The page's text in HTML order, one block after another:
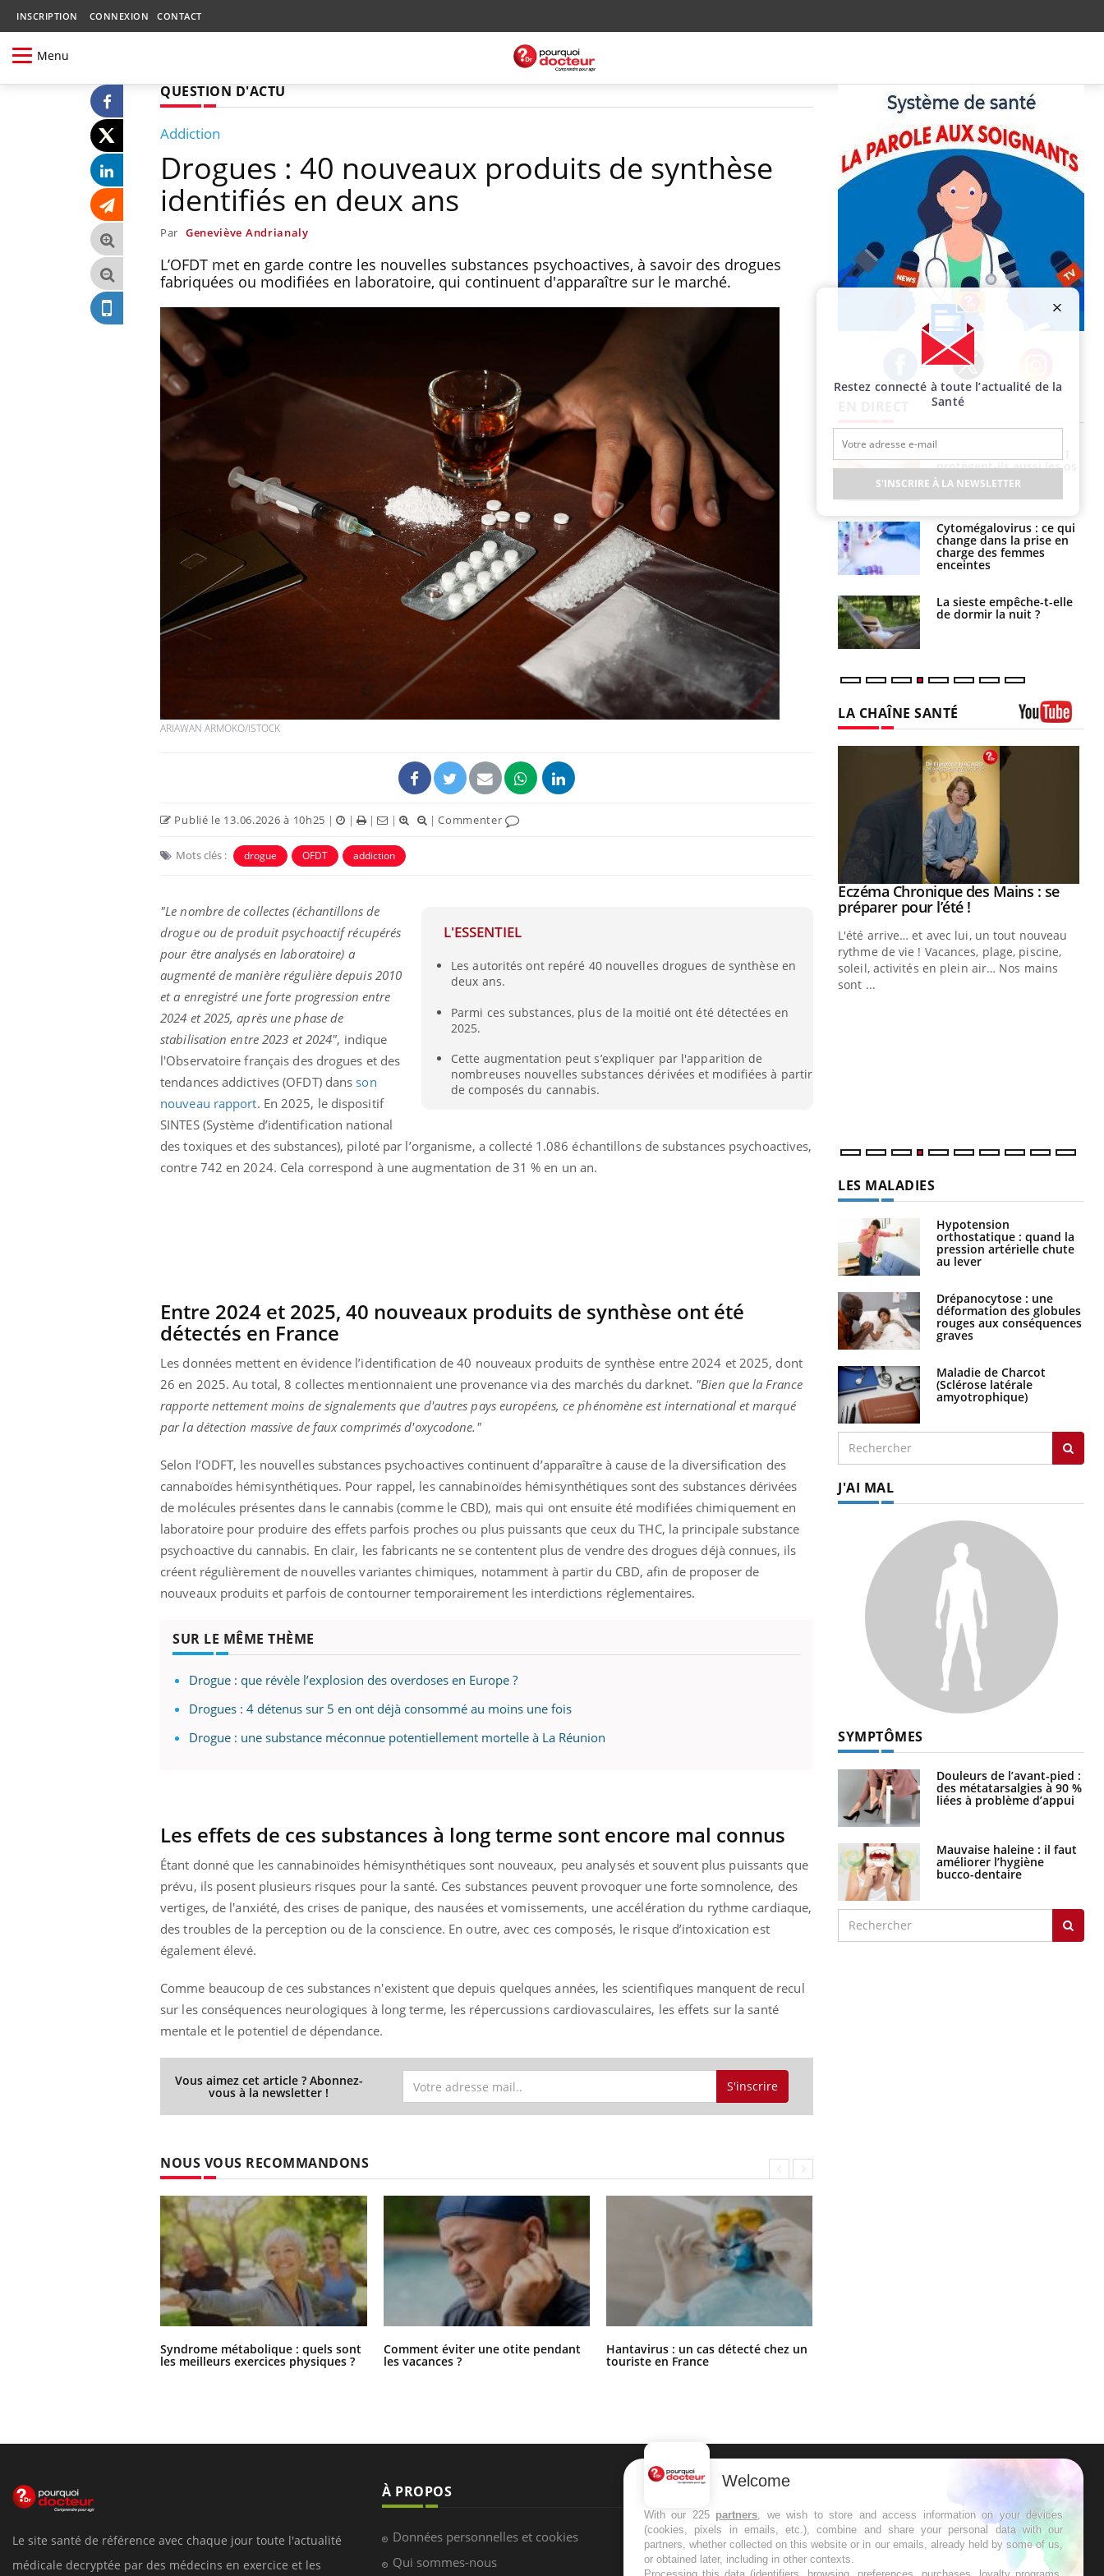
INSCRIPTION CONNEXION CONTACT
Menu
QUESTION D'ACTU
Addiction
Drogues : 40 nouveaux produits de synthèse
identifiés en deux ans
Par Geneviève Andrianaly
L’OFDT met en garde contre les nouvelles substances psychoactives, à savoir des drogues
fabriquées ou modifiées en laboratoire, qui continuent d'apparaître sur le marché.
ARIAWAN ARMOKO/ISTOCK
Publié le 13.06.2026 à 10h25 | | | | |Commenter
Mots clés : drogue OFDT addiction
L'ESSENTIEL
Les autorités ont repéré 40 nouvelles drogues de synthèse en
deux ans.
Parmi ces substances, plus de la moitié ont été détectées en
2025.
Cette augmentation peut s’expliquer par l'apparition de
nombreuses nouvelles substances dérivées et modifiées à partir
de composés du cannabis.
"Le nombre de collectes (échantillons de
drogue ou de produit psychoactif récupérés
pour être analysés en laboratoire) a
augmenté de manière régulière depuis 2010
et a enregistré une forte progression entre
2024 et 2025, après une phase de
stabilisation entre 2023 et 2024", indique
l'Observatoire français des drogues et des
tendances addictives (OFDT) dansson
nouveau rapport. En 2025, le dispositif
SINTES (Système d’identification national
des toxiques et des substances), piloté par l’organisme, a collecté 1.086 échantillons de substances psychoactives,
contre 742 en 2024. Cela correspond à une augmentation de 31 % en un an.
Entre 2024 et 2025, 40 nouveaux produits de synthèse ont été
détectés en France
Les données mettent en évidence l’identification de 40 nouveaux produits de synthèse entre 2024 et 2025, dont
26 en 2025. Au total, 8 collectes mentionnaient une provenance via des marchés du darknet. "Bien que la France
rapporte nettement moins de signalements que d'autres pays européens, ce phénomène est international et marqué
par la détection massive de faux comprimés d'oxycodone."
Selon l’ODFT, les nouvelles substances psychoactives continuent d’apparaître à cause de la diversification des
cannaboïdes hémisynthétiques. Pour rappel, les cannabinoïdes hémisynthétiques sont des substances dérivées
de molécules présentes dans le cannabis (comme le CBD), mais qui ont ensuite été modifiées chimiquement en
laboratoire pour produire des effets parfois proches ou plus puissants que ceux du THC, la principale substance
psychoactive du cannabis. En clair, les fabricants ne se contentent plus de vendre des drogues déjà connues, ils
créent régulièrement de nouvelles variantes chimiques, notamment à partir du CBD, afin de proposer de
nouveaux produits et parfois de contourner temporairement les interdictions réglementaires.
SUR LE MÊME THÈME
Drogue : que révèle l’explosion des overdoses en Europe ?
Drogues : 4 détenus sur 5 en ont déjà consommé au moins une fois
Drogue : une substance méconnue potentiellement mortelle à La Réunion
Les effets de ces substances à long terme sont encore mal connus
Étant donné que les cannabinoïdes hémisynthétiques sont nouveaux, peu analysés et souvent plus puissants que
prévu, ils posent plusieurs risques pour la santé. Ces substances peuvent provoquer une forte somnolence, des
vertiges, de l'anxiété, des crises de panique, des nausées et vomissements, une accélération du rythme cardiaque,
des troubles de la perception ou de la conscience. En outre, avec ces composés, le risque d’intoxication est
également élevé.
Comme beaucoup de ces substances n'existent que depuis quelques années, les scientifiques manquent de recul
sur les conséquences neurologiques à long terme, les répercussions cardiovasculaires, les effets sur la santé
mentale et le potentiel de dépendance.
Vous aimez cet article ? Abonnez-
vous à la newsletter ! S'inscrire
NOUS VOUS RECOMMANDONS
Syndrome métabolique : quels sont
les meilleurs exercices physiques ?
Comment éviter une otite pendant
les vacances ?
Hantavirus : un cas détecté chez un
touriste en France
Facebook Twitter Instagram
Syndrome métabolique :
quels sont les meilleurs
exercices physiques ?
Comment éviter une otite
pendant les vacances ?
Hantavirus : un cas
détecté chez un touriste
en France
Mortalité infantile : un
rapport s’interroge sur
son taux élevé en France
Grossesse à risque : ce jus
naturel attire l'attention
des chercheurs
Comment oublier les
écrans en vacances ?
Toujours connectés :
comment le travail
empiète de plus en plus
sur nos soirées
Cancer colorectal : une
basque
Chikungunya, dengue,
West Nile : que se passe-
t-il dans le sud de la
France ?
protègent-ils aussi les os
?
Cytomégalovirus : ce qui
change dans la prise en
charge des femmes
enceintes
La sieste empêche-t-elle
de dormir la nuit ?
LA CHAÎNE SANTÉ
expliquer ma maladie Youtube
Il y a des sujets qui sont faciles à aborder...
d'autres non ! D'un côté, poser des
questions sur la maladie d'un proche c'est
prévenir
Fatigue, irritabilité, brouillard mental ou
même alopécie… Les symptômes de la
carence en fer sont multiples ce qui la rend
...
patients comme parfois chez les soignants.
Youtube
Eczéma Chronique des Mains : se
préparer pour l’été !Youtube
L'été arrive… et avec lui, un tout nouveau
rythme de vie ! Vacances, plage, piscine,
soleil, activités en plein air… Nos mains
sont ...
LES MALADIES
Hypotension
orthostatique : quand la
pression artérielle chute
au lever
Drépanocytose : une
déformation des globules
rouges aux conséquences
graves
Maladie de Charcot
(Sclérose latérale
amyotrophique)
J'AI MAL
SYMPTÔMES
Douleurs de l’avant-pied :
des métatarsalgies à 90 %
liées à problème d’appui
Mauvaise haleine : il faut
améliorer l’hygiène
bucco-dentaire
Restez connecté à toute l’actualité de la
Santé
S'INSCRIRE À LA NEWSLETTER
Le site santé de référence avec chaque jour toute l'actualité
médicale decryptée par des médecins en exercice et les
À PROPOS
Données personnelles et cookies
Qui sommes-nous
NEWSLETTER
Recevez toutes les semaines les meilleures
infos santé
Welcome
With our 225 partners, we wish to store and access information on your devices
(cookies, pixels in emails, etc.), combine and share your personal data with our
partners, whether collected on this website or in our emails, already held by some of us,
or obtained later, including in other contexts.